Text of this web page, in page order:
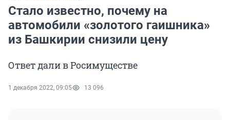
Стало известно, почему на
автомобили «золотого гаишника»
из Башкирии снизили цену
Ответ дали в Росимуществе
1 декабря 2022, 09:05 13 096